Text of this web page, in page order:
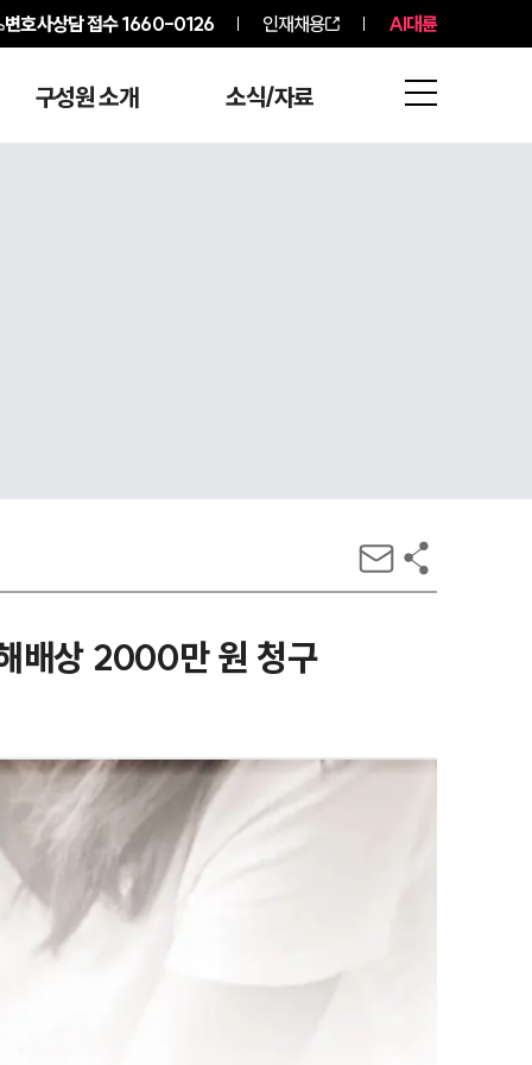
변호사상담 접수1660-0126 인재채용 AI대륜
구성원 소개 소식/자료
배상 2000만 원 청구